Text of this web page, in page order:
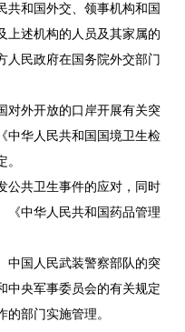
共和国外交、领事机构和国
上述机构的人员及其家属的
人民政府在国务院外交部门
对外开放的口岸开展有关突
中华人民共和国国境卫生检
公共卫生事件的应对，同时
《中华人民共和国药品管理
中国人民武装警察部队的突
中央军事委员会的有关规定
部门实施管理。